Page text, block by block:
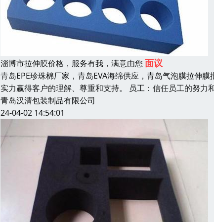
淄博市拉伸膜价格，服务有我，满意由您 面议
青岛EPE珍珠棉厂家，青岛EVA海绵供应，青岛气泡膜拉伸
实力赢得客户的理解、尊重和支持。 员工：信任员工的努
青岛汉清包装制品有限公司
24-04-02 14:54:01